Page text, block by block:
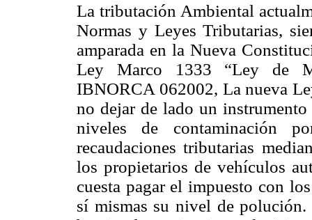
La tributación Ambiental
Normas y Leyes Tributarias,
amparada en la Nueva
Ley Marco 1333 “Ley de
IBNORCA 062002, La nueva
no dejar de lado un
niveles de contaminación
recaudaciones tributarias
los propietarios de vehículos
cuesta pagar el impuesto con
sí mismas su nivel de